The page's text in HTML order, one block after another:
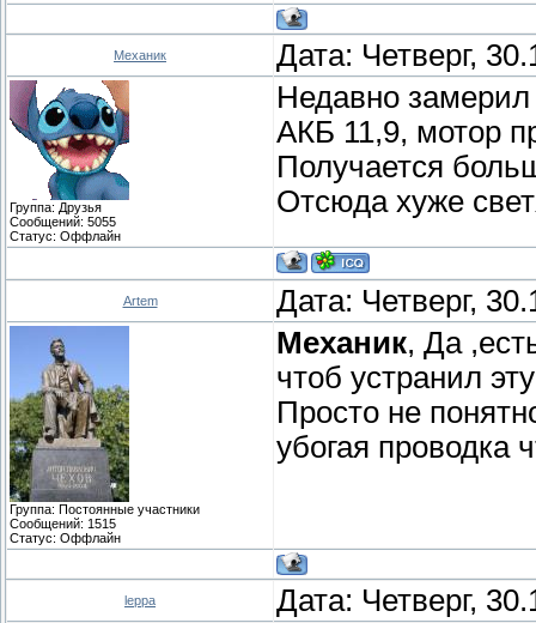
Механик Дата: Четверг,
Группа: Друзья
Сообщений: 5055
Статус: Оффлайн
Недавно
АКБ 11,9, мотор
Получается
Отсюда хуже
Artem Дата: Четверг,
Группа: Постоянные участники
Сообщений: 1515
Статус: Оффлайн
Механик, Да
чтоб устранил
Просто не
убогая проводка
leppa Дата: Четверг,